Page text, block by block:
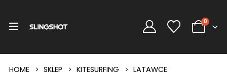
0
HOME SKLEP KITESURFING LATAWCE